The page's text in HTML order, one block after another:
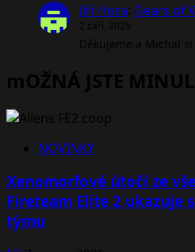
Jiří Hora: Gears of
2 září, 2025
Děkujeme a Michal
mOŽNÁ JSTE
NOVINKY
Xenomorfové útočí ze
Fireteam Elite 2 ukazuje
týmu